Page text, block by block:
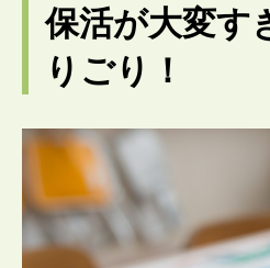
保活が大変す
りごり！